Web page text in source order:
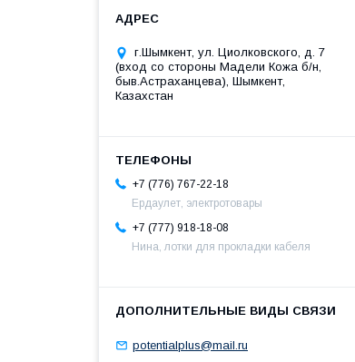
г.Шымкент, ул. Циолковского, д. 7
(вход со стороны Мадели Кожа б/н,
быв.Астраханцева), Шымкент,
Казахстан
+7 (776) 767-22-18
Ердаулет, электротовары
+7 (777) 918-18-08
Нина, лотки для прокладки кабеля
potentialplus@mail.ru